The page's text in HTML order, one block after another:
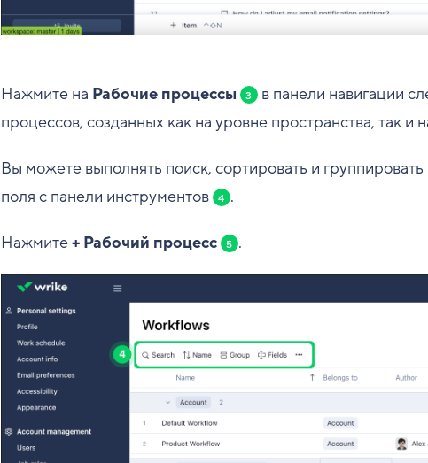
Нажмите на Рабочие процессы 3 в панели навигации
процессов, созданных как на уровне пространства, так и
Вы можете выполнять поиск, сортировать и
поля с панели инструментов
4 .
Нажмите+ Рабочий процесс 5 .